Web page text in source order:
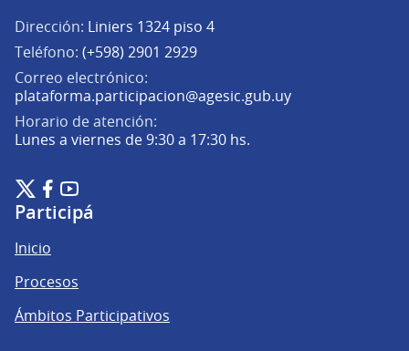
Dirección: Liniers 1324 piso 4
Teléfono: (+598) 2901 2929
Correo electrónico:
plataforma.participacion@agesic.gub.uy(Abrir en una
Horario de atención:
Lunes a viernes de 9:30 a 17:30 hs.
Plataforma de Participación Ciudadana Digital en X
(Enlace externo)
Plataforma de Participación Ciudadana Digital en Facebook
(Enlace externo)
Plataforma de Participación Ciudadana Digital en
(Enlace externo)
Participá
Inicio
Procesos
Ámbitos Participativos